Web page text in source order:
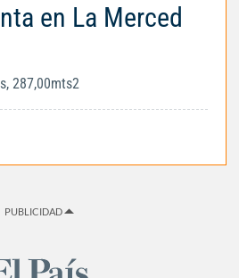
en La Merced
287,00mts2
PUBLICIDAD